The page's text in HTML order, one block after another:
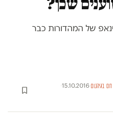
של המהדורות כבר
בגיהנום·
15.10.2016
·